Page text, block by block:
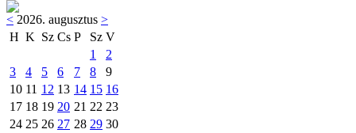
< 2026. augusztus >
H K Sz Cs P Sz V
1
2
3
4 5 6 7 8
9
10 11 12 13 14 15 16
17 18 19 20 21 22 23
24 25 26 27 28 29 30